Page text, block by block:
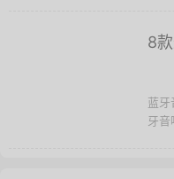
8
蓝
牙